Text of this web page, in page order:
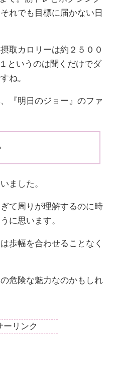
れでも目標に届かない日
取カロリーは約２５００
というのは聞くだけでダ
ね。
『明日のジョー』のファ
ました。
て周りが理解するのに時
に思います。
歩幅を合わせることなく
危険な魅力なのかもしれ
ーリンク